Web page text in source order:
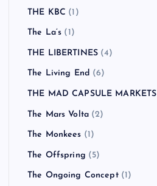
THE KBC (1)
The La’s (1)
THE LIBERTINES (4)
The Living End (6)
THE MAD CAPSULE MARKETS
The Mars Volta (2)
The Monkees (1)
The Offspring (5)
The Ongoing Concept(1)